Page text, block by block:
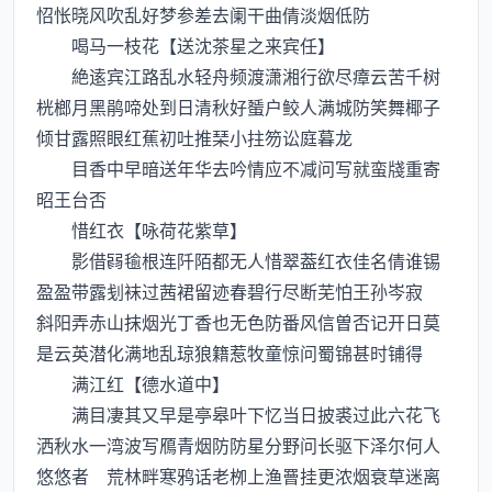
怊怅晓风吹乱好梦参差去阑干曲倩淡烟低防
喝马一枝花【送沈茶星之来宾任】
絶逺宾江路乱水轻舟频渡潇湘行欲尽瘴云苦千树
桄榔月黑鹃啼处到日清秋好蜑户鲛人满城防笑舞椰子
倾甘露照眼红蕉初吐推琹小拄笏讼庭暮龙
目香中早暗送年华去吟情应不减问写就蛮牋重寄
昭王台否
惜红衣【咏荷花紫草】
影借毺根连阡陌都无人惜翠葢红衣佳名倩谁锡
盈盈带露刬袜过茜裙留迹春碧行尽断芜怕王孙岑寂
斜阳弄赤山抹烟光丁香也无色防番风信曽否记开日莫
是云英潜化满地乱琼狼籍惹牧童惊问蜀锦甚时铺得
满江红【德水道中】
满目凄其又早是亭皋叶下忆当日披裘过此六花飞
洒秋水一湾波写鴈青烟防防星分野问长驱下泽尔何人
悠悠者 荒林畔寒鸦话老栁上渔罾挂更浓烟衰草迷离